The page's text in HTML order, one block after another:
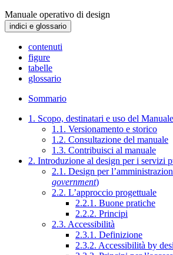
Manuale operativo di design
indici e glossario
contenuti
figure
tabelle
glossario
Sommario
1. Scopo, destinatari e uso del
1.1. Versionamento e storico
1.2. Consultazione del manuale
1.3. Contribuisci al manuale
2. Introduzione al design per i servizi
2.1. Design per
government)
2.2. L’approccio progettuale
2.2.1. Buone pratiche
2.2.2. Principi
2.3. Accessibilità
2.3.1. Definizione
2.3.2. Accessibilità by